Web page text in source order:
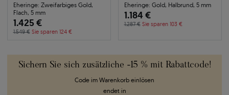
Sichern Sie sich zusätzliche -15 % mit Rabattcode!
Code im Warenkorb einlösen
endet in
Eheringe: Zweifarbiges Gold,
Flach, 5 mm
1.425 €
1.549 € Sie sparen 124 €
Eheringe: Gold, Halbrund, 5 mm
1.184 €
1.287 € Sie sparen 103 €